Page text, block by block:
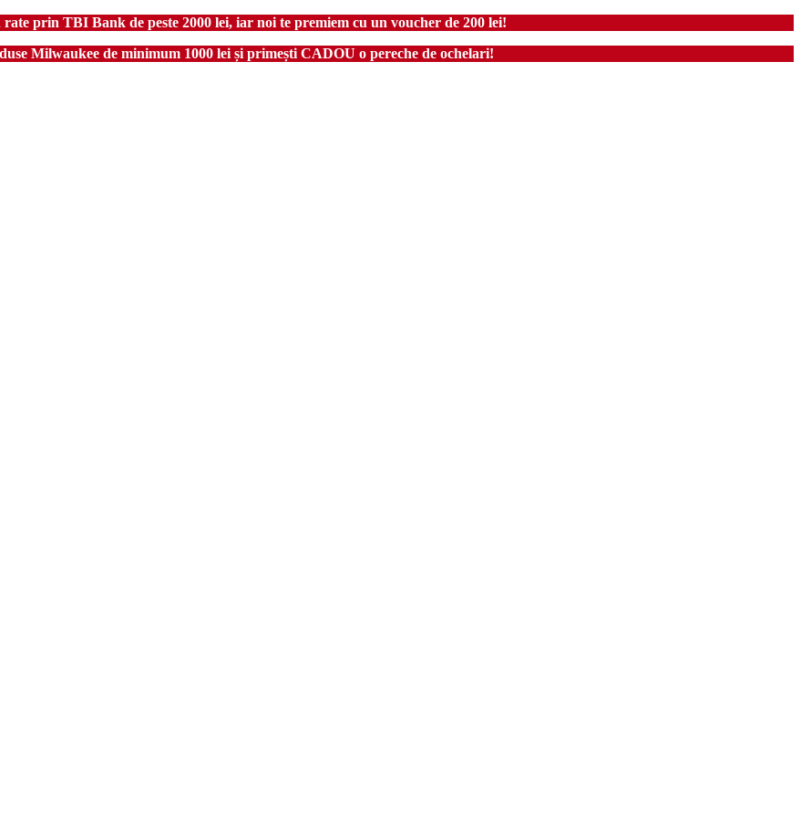
prin TBI Bank de peste 2000 lei, iar noi te premiem cu un voucher de 200 lei!
Milwaukee de minimum 1000 lei și primești CADOU o pereche de ochelari!